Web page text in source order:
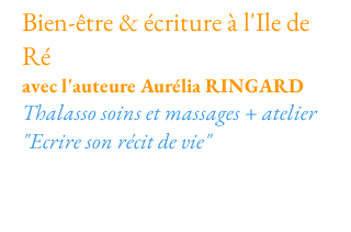
Bien-être & écriture à l'Ile de
Ré
avec l'auteure Aurélia RINGARD
Thalasso soins et massages + atelier
"Ecrire son récit de vie"